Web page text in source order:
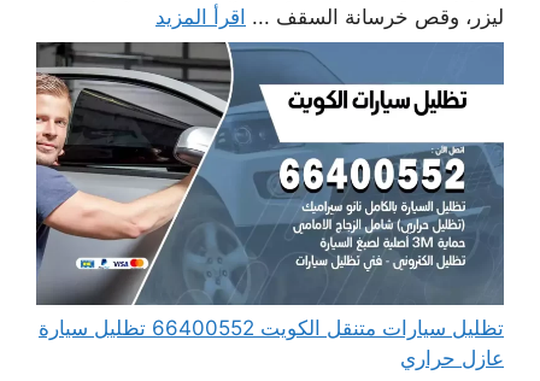
ليزر، وقص خرسانة السقف ... اقرأ المزيد
تظليل سيارات متنقل الكويت 66400552 تظليل سيارة
عازل حراري